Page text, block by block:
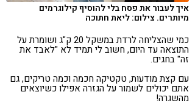
איך לעבור את פסח בלי להוסיף קילוגרמים
מיותרים. צילום: ליאת חתוכה
כמי שהצליחה לרדת במשקל 20 ק"ג ושומרת על
התוצאה עד היום, חשוב לי תמיד לא "לאבד את
זה" בחגים.
עם קצת מודעות, טקטיקה חכמה וכמה טריקים, גם
אתם יכולים לשמור על הגזרה אפילו כשיוצאים
מהשגרה!